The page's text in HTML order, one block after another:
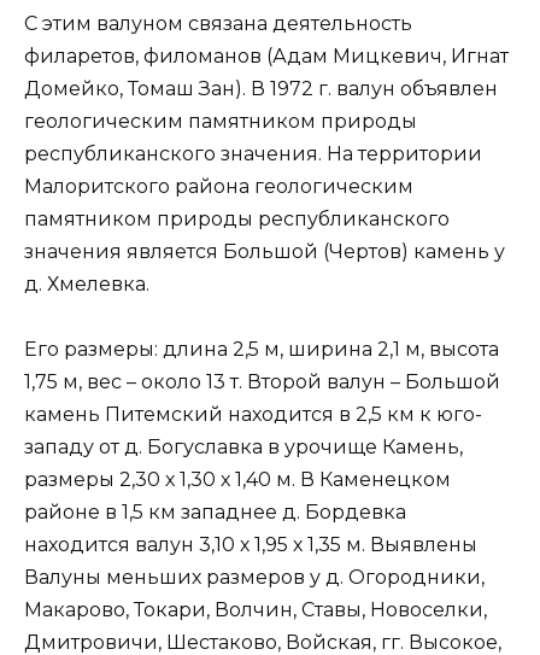
С этим валуном связана деятельность
филаретов, филоманов (Адам Мицкевич, Игнат
Домейко, Томаш Зан). В 1972 г. валун объявлен
геологическим памятником природы
республиканского значения. На территории
Малоритского района геологическим
памятником природы республиканского
значения является Большой (Чертов) камень у
д. Хмелевка.
Его размеры: длина 2,5 м, ширина 2,1 м, высота
1,75 м, вес – около 13 т. Второй валун – Большой
камень Питемский находится в 2,5 км к юго-
западу от д. Богуславка в урочище Камень,
размеры 2,30 х 1,30 х 1,40 м. В Каменецком
районе в 1,5 км западнее д. Бордевка
находится валун 3,10 х 1,95 х 1,35 м. Выявлены
Валуны меньших размеров у д. Огородники,
Макарово, Токари, Волчин, Ставы, Новоселки,
Дмитровичи, Шестаково, Войская, гг. Высокое,